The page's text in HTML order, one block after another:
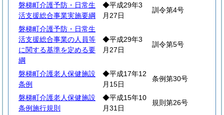
磐梯町介護予防・日常生
活支援総合事業実施要綱
◆平成29年3
月27日
訓令第4号
磐梯町介護予防・日常生
活支援総合事業の人員等
に関する基準を定める要
綱
◆平成29年3
月27日
訓令第5号
磐梯町介護老人保健施設
条例
◆平成17年12
月15日
条例第30号
磐梯町介護老人保健施設
条例施行規則
◆平成15年10
月31日
規則第26号